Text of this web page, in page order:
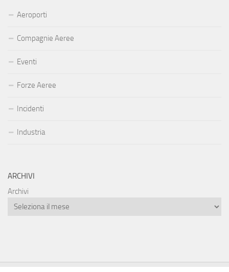
Aeroporti
Compagnie Aeree
Eventi
Forze Aeree
Incidenti
Industria
ARCHIVI
Archivi